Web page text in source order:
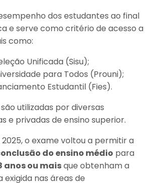
dos estudantes ao final
e serve como critério de acesso a
como:
Unificada (Sisu);
para Todos (Prouni);
Estudantil (Fies).
utilizadas por diversas
e privadas de ensino superior.
o exame voltou a permitir a
do ensino médio para
anos ou maisque obtenham a
nas áreas de